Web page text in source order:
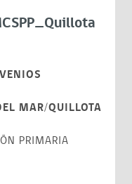
MAR/QUILLOTA
PRIMARIA